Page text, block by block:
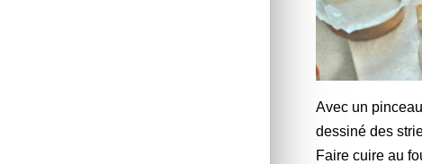
Avec un
dessiné des
Faire cuire au